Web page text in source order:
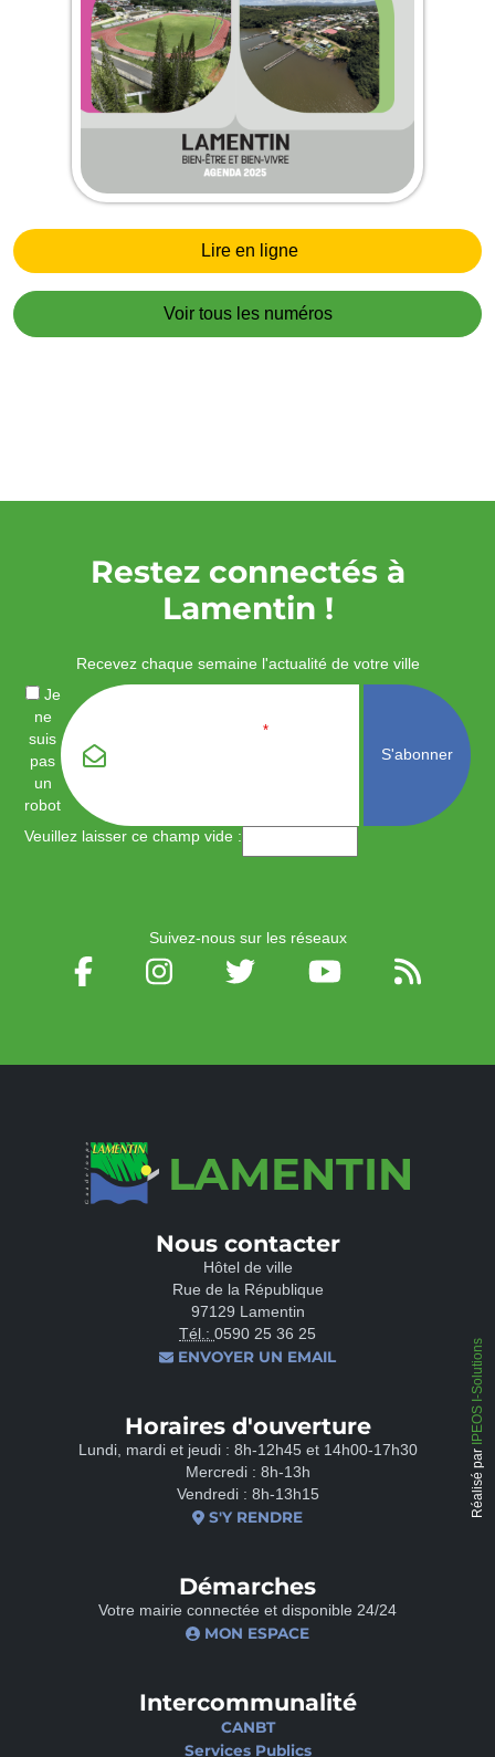
Lire en ligne
Voir tous les numéros
LAMENTIN
Nous contacter
Hôtel de ville
Rue de la République
97129 Lamentin
Tél.: 0590 25 36 25
ENVOYER UN EMAIL
Horaires d'ouverture
Lundi, mardi et jeudi : 8h-12h45 et 14h00-17h30
Mercredi : 8h-13h
Vendredi : 8h-13h15
S'Y RENDRE
Démarches
Votre mairie connectée et disponible 24/24
MON ESPACE
Intercommunalité
CANBT
Services Publics
Restez connectés à
Lamentin !
Recevez chaque semaine l'actualité de votre ville
Je
ne
suis
pas
un
robot
*
Veuillez laisser ce champ vide :
Suivez-nous sur les réseaux
Réalisé par
IPEOS I-Solutions